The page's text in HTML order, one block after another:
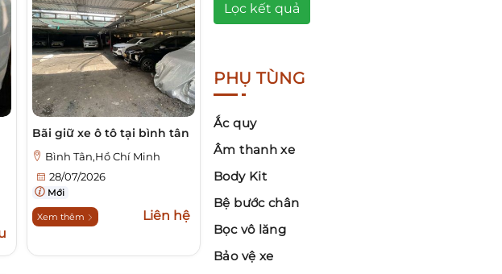
Bãi giữ xe ô tô tại bình tân
Bình Tân,Hồ Chí Minh
28/07/2026
Mới
Xem thêm Liên hệ
Lọc kết quả
PHỤ TÙNG
Ắc quy
Âm thanh xe
Body Kit
Bệ bước chân
Bọc vô lăng
Bảo vệ xe